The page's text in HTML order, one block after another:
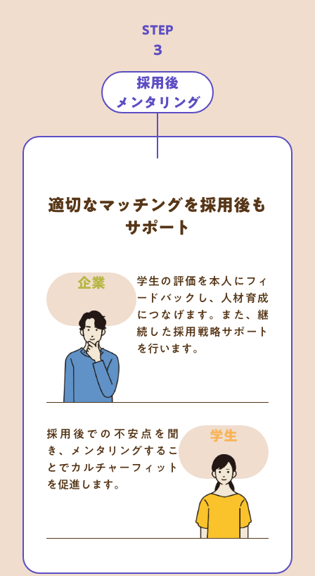
STEP
3
採用後
メンタリング
適切なマッチングを採用後も
サポート
企業
学生の評価を本人にフィ
ードバックし、人材育成
につなげます。また、継
続した採用戦略サポート
を行います。
学生
採用後での不安点を聞
き、メンタリングするこ
とでカルチャーフィット
を促進します。